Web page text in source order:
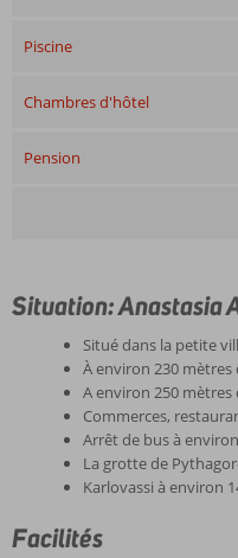
Piscine
Chambres d'hôtel
Pension
Situation: Anastasia
Situé dans la petite
À environ 230 mètres
A environ 250
Commerces,
Arrêt de bus à
La grotte de
Karlovassi à environ
Facilités